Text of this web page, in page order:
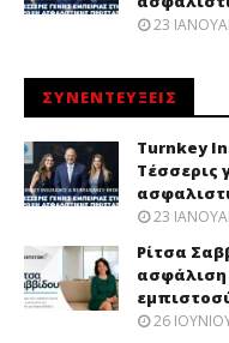
23
ΣΥΝΕΝΤΕΥΞΕΙΣ
Turnkey
Τέσσερις
23
Ρίτσα
ασφάλιση
26